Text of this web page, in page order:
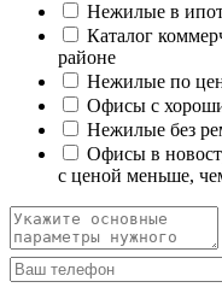
Нежилые в
Каталог
районе
Нежилые по
Офисы с
Нежилые без
Офисы в
с ценой меньше,